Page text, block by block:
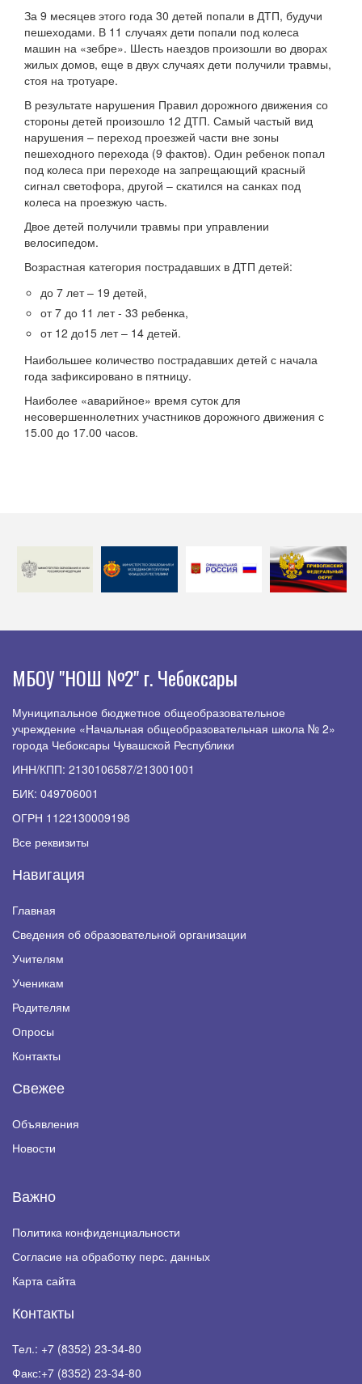
За 9 месяцев этого года 30 детей попали в ДТП, будучи
пешеходами. В 11 случаях дети попали под колеса
машин на «зебре». Шесть наездов произошли во дворах
жилых домов, еще в двух случаях дети получили травмы,
стоя на тротуаре.
В результате нарушения Правил дорожного движения со
стороны детей произошло 12 ДТП. Самый частый вид
нарушения – переход проезжей части вне зоны
пешеходного перехода (9 фактов). Один ребенок попал
под колеса при переходе на запрещающий красный
сигнал светофора, другой – скатился на санках под
колеса на проезжую часть.
Двое детей получили травмы при управлении
велосипедом.
Возрастная категория пострадавших в ДТП детей:
до 7 лет – 19 детей,
от 7 до 11 лет - 33 ребенка,
от 12 до15 лет – 14 детей.
Наибольшее количество пострадавших детей с начала
года зафиксировано в пятницу.
Наиболее «аварийное» время суток для
несовершеннолетних участников дорожного движения с
15.00 до 17.00 часов.
МБОУ "НОШ №2" г. Чебоксары
Муниципальное бюджетное общеобразовательное
учреждение «Начальная общеобразовательная школа № 2»
города Чебоксары Чувашской Республики
ИНН/КПП: 2130106587/213001001
БИК: 049706001
ОГРН 1122130009198
Все реквизиты
Навигация
Главная
Сведения об образовательной организации
Учителям
Ученикам
Родителям
Опросы
Контакты
Свежее
Объявления
Новости
Важно
Политика конфиденциальности
Согласие на обработку перс. данных
Карта сайта
Контакты
Тел.: +7 (8352) 23-34-80
Факс:+7 (8352) 23-34-80